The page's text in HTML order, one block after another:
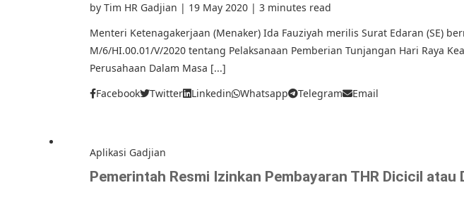
by Tim HR Gadjian | 19 May 2020 | 3 minutes read
Menteri Ketenagakerjaan (Menaker) Ida Fauziyah merilis Surat Edaran (SE)
M/6/HI.00.01/V/2020 tentang Pelaksanaan Pemberian Tunjangan Hari Raya
Perusahaan Dalam Masa [...]
Facebook
Twitter Linkedin Whatsapp Telegram Email
Aplikasi Gadjian
Pemerintah Resmi Izinkan Pembayaran THR Dicicil atau